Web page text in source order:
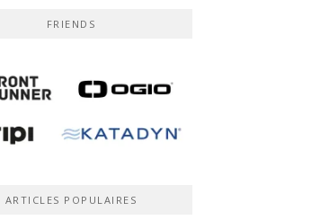
FRIENDS
ARTICLES POPULAIRES